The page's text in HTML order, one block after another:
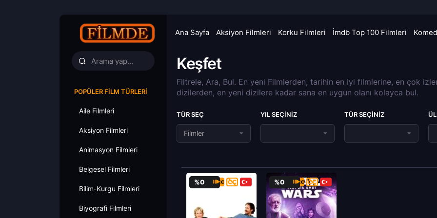
Ana Sayfa Aksiyon Filmleri Korku Filmleri İmdb Top 100 Filmleri
POPÜLER FILM TÜRLERI
Aile Filmleri
Aksiyon Filmleri
Animasyon Filmleri
Belgesel Filmleri
Bilim-Kurgu Filmleri
Biyografi Filmleri
Keşfet
Filtrele, Ara, Bul. En yeni Filmlerden, tarihin en iyi filmlerine, en çok
dizilerden, en yeni dizilere kadar sana en uygun olanı kolayca bul.
TÜR SEÇ
Filmler
YIL SEÇINIZ TÜR SEÇINIZ
%0 %0